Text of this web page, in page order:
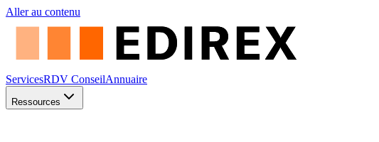
Aller au contenu
ServicesRDV ConseilAnnuaire
Ressources